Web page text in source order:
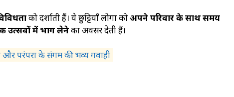
को दर्शाती हैं। ये छुट्टियाँ लोगों कोअपने परिवार के साथ समय
उत्सवों में भाग लेनेका अवसर देती हैं।
और परंपरा के संगम की भव्य गवाही